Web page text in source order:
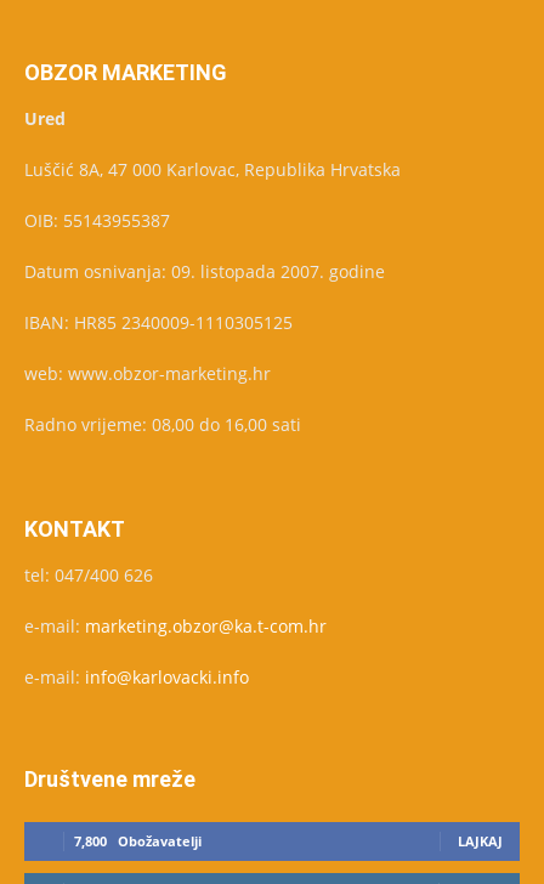
OBZOR MARKETING
Ured
Luščić 8A, 47 000 Karlovac, Republika Hrvatska
OIB: 55143955387
Datum osnivanja: 09. listopada 2007. godine
IBAN: HR85 2340009-1110305125
web: www.obzor-marketing.hr
Radno vrijeme: 08,00 do 16,00 sati
KONTAKT
tel: 047/400 626
e-mail: marketing.obzor@ka.t-com.hr
e-mail: info@karlovacki.info
Društvene mreže
7,800 Obožavatelji LAJKAJ